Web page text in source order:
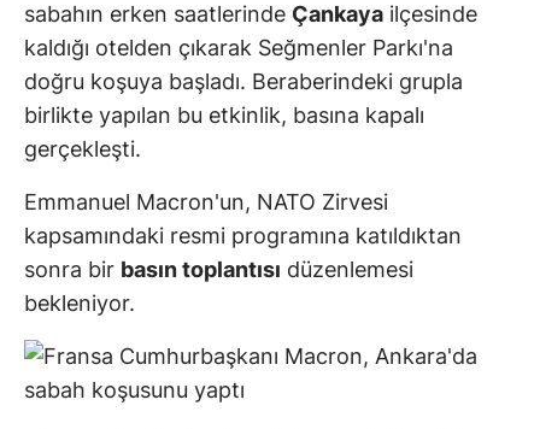
sabahın erken saatlerinde Çankaya ilçesinde
kaldığı otelden çıkarak Seğmenler Parkı'na
doğru koşuya başladı. Beraberindeki grupla
birlikte yapılan bu etkinlik, basına kapalı
gerçekleşti.
Emmanuel Macron'un, NATO Zirvesi
kapsamındaki resmi programına katıldıktan
sonra bir basın toplantısı düzenlemesi
bekleniyor.